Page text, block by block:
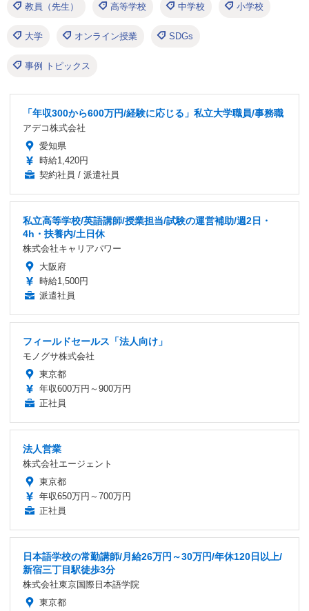
教員（先生） 高等学校 中学校 小学校
大学 オンライン授業 SDGs
事例 トピックス
「年収300から600万円/経験に応じる」私立大学職員/事務職
アデコ株式会社
愛知県
時給1,420円
契約社員 / 派遣社員
私立高等学校/英語講師/授業担当/試験の運営補助/週2日・
4h・扶養内/土日休
株式会社キャリアパワー
大阪府
時給1,500円
派遣社員
フィールドセールス「法人向け」
モノグサ株式会社
東京都
年収600万円～900万円
正社員
法人営業
株式会社エージェント
東京都
年収650万円～700万円
正社員
日本語学校の常勤講師/月給26万円～30万円/年休120日以上/
新宿三丁目駅徒歩3分
株式会社東京国際日本語学院
東京都